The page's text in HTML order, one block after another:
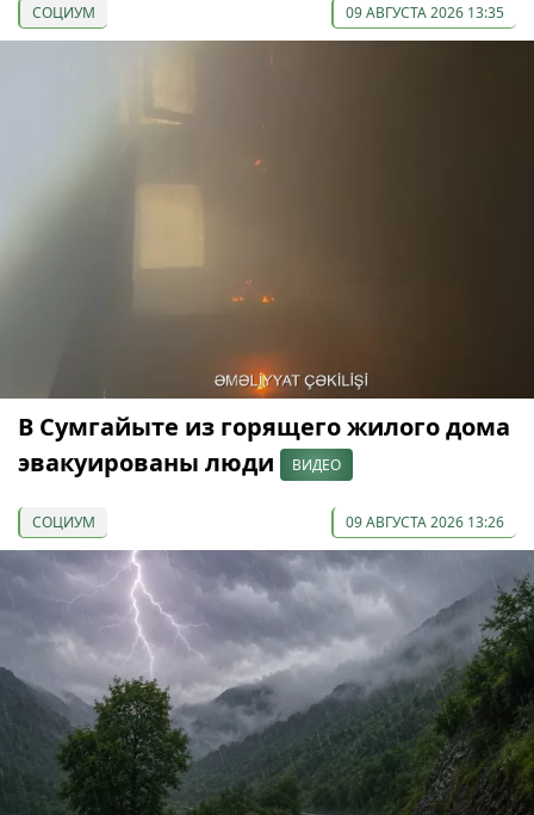
СОЦИУМ 09 АВГУСТА 2026 13:35
В Сумгайыте из горящего жилого дома
эвакуированы люди
ВИДЕО
СОЦИУМ 09 АВГУСТА 2026 13:26